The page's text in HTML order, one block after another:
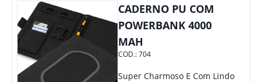
CADERNO PU COM
POWERBANK 4000
MAH
COD.:704
Super Charmoso E Com Lindo